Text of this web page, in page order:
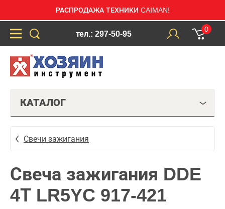
РАСПРОДАЖА ТЕХНИКИ CAIMAN!
тел.: 297-50-95
0
КАТАЛОГ
Свечи зажигания
Свеча зажигания DDE
4Т LR5YC 917-421